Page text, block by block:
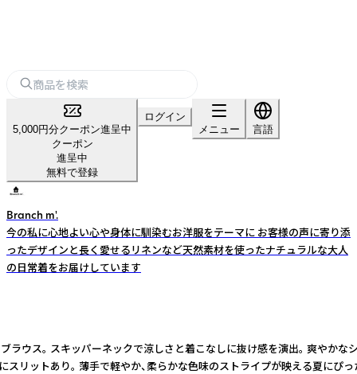
5,000円分クーポン進呈中
クーポン
進呈中
無料で登録
ログイン
メニュー
言語
Branch m'.
今の私に心地よい心や身体に馴染むお洋服をテーマに お客様の声に寄り添
ったデザインと長く愛せるリネンなど天然素材を使ったナチュラルな大人
の日常着をお届けしています
ス。 スキッパーネックで涼しさと着こなしに抜け感を演出。 爽
ットあり。 薄手で軽やか、柔らかな色味のストライプが映える